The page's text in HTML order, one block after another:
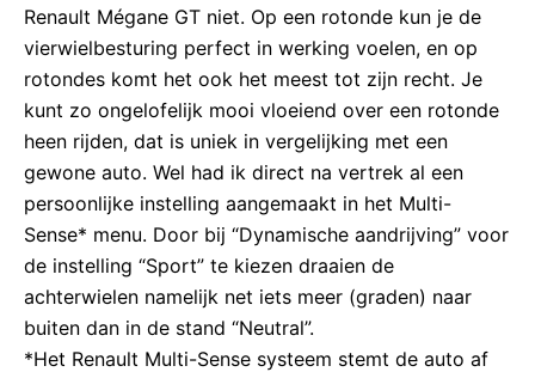
Renault Mégane GT niet. Op een rotonde kun je de
vierwielbesturing perfect in werking voelen, en op
rotondes komt het ook het meest tot zijn recht. Je
kunt zo ongelofelijk mooi vloeiend over een rotonde
heen rijden, dat is uniek in vergelijking met een
gewone auto. Wel had ik direct na vertrek al een
persoonlijke instelling aangemaakt in het Multi-
Sense* menu. Door bij “Dynamische aandrijving” voor
de instelling “Sport” te kiezen draaien de
achterwielen namelijk net iets meer (graden) naar
buiten dan in de stand “Neutral”.
*Het Renault Multi-Sense systeem stemt de auto af